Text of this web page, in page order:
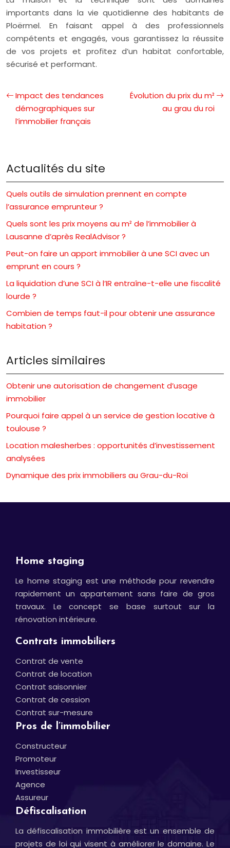
importants dans la vie quotidienne des habitants de
Ploërmel. En faisant appel à des professionnels
compétents et engagés, vous garantissez la réussite
de vos projets et profitez d’un habitat confortable,
sécurisé et performant.
Impact des tendances
démographiques sur
l’immobilier français
Évolution du prix du m²
au grau du roi
Actualités du site
Quels outils de simulation prennent en compte
l’assurance emprunteur ?
Quels sont les prix moyens au m² de l’immobilier à
Lausanne d’après RealAdvisor ?
Peut-on faire un apport immobilier à une SCI avec un
emprunt en cours ?
La liquidation d’une SCI à l’IR entraîne-t-elle une fiscalité
lourde ?
Combien de temps faut-il pour obtenir une assurance
habitation ?
Articles similaires
Obtenir une autorisation de changement d’usage
immobilier
Pourquoi faire appel à un service de gestion locative à
toulouse ?
Location malesherbes : opportunités d’investissement
analysées
Dynamique des prix immobiliers au Grau-du-Roi
Home staging
Le home staging est une méthode pour revendre
rapidement un appartement sans faire de gros
travaux. Le concept se base surtout sur la
rénovation intérieure.
Contrats immobiliers
Contrat de vente
Contrat de location
Contrat saisonnier
Contrat de cession
Contrat sur-mesure
Pros de l’immobilier
Constructeur
Promoteur
Investisseur
Agence
Assureur
Défiscalisation
La défiscalisation immobilière est un ensemble de
projets de loi qui visent à améliorer le domaine. Le